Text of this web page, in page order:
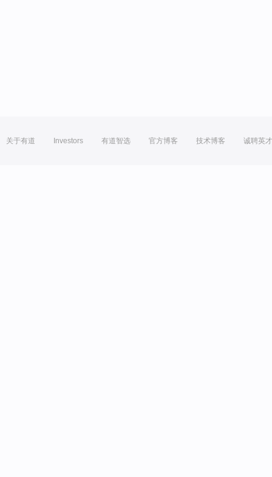
关于有道 Investors 有道智选 官方博客 技术博客 诚聘英才